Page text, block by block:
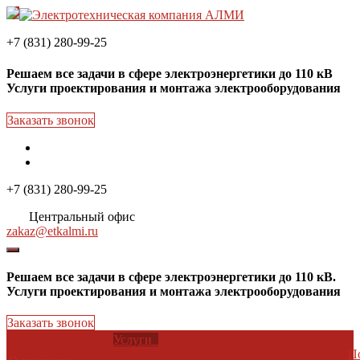
+7 (831) 280-99-25
Решаем все задачи в сфере электроэнергетики до 110 кВ
Услуги проектирования и монтажа электрооборудования
Заказать звонок
+7 (831) 280-99-25
Центральный офис
zakaz@etkalmi.ru
Решаем все задачи в сфере электроэнергетики до 110 кВ.
Услуги проектирования и монтажа электрооборудования
Заказать звонок
Услуги